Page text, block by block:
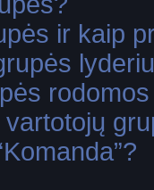
ir kaip